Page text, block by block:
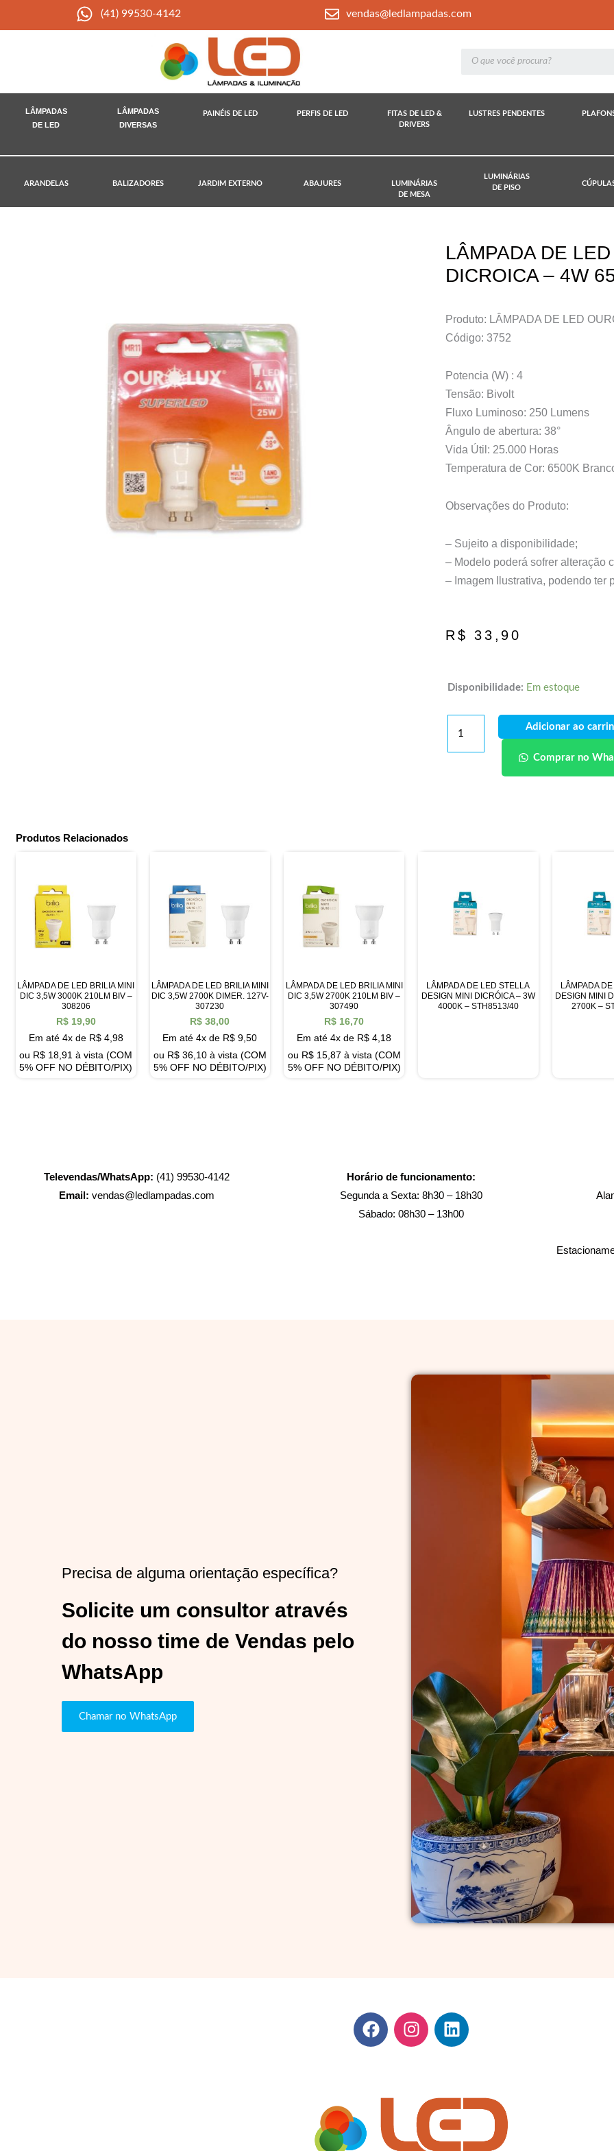
(41) 99530-4142 vendas@ledlampadas.com
LÂMPADAS
DE LED
LÂMPADAS
DIVERSAS
PAINÉIS DE LED PERFIS DE LED
FITAS DE LED &
DRIVERS
LUSTRES PENDENTES
ARANDELAS BALIZADORES JARDIM EXTERNO ABAJURES
LUMINÁRIAS
DE MESA
LUMINÁRIAS
DE PISO
LÂMPADA DE
DICROICA – 4W
Produto: LÂMPADA DE LED
Código: 3752
Potencia (W) : 4
Tensão: Bivolt
Fluxo Luminoso: 250 Lumens
Ângulo de abertura: 38°
Vida Útil: 25.000 Horas
Temperatura de Cor: 6500K
Observações do Produto:
– Sujeito a disponibilidade;
– Modelo poderá sofrer alteração
– Imagem Ilustrativa, podendo ter
R$ 33,90
Disponibilidade: Em estoque
Adicionar ao
Comprar no
Produtos Relacionados
LÂMPADA DE LED BRILIA MINI
DIC 3,5W 3000K 210LM BIV –
308206
R$19,90
Em até 4x de R$4,98
ou R$ 18,91 à vista (COM
5% OFF NO DÉBITO/PIX)
LÂMPADA DE LED BRILIA MINI
DIC 3,5W 2700K DIMER. 127V-
307230
R$ 38,00
Em até 4x de R$ 9,50
ou R$36,10 à vista (COM
5% OFF NO DÉBITO/PIX)
LÂMPADA DE LED BRILIA MINI
DIC 3,5W 2700K 210LM BIV –
307490
R$ 16,70
Em até 4x de R$ 4,18
ou R$15,87 à vista (COM
5% OFF NO DÉBITO/PIX)
LÂMPADA DE LED STELLA
DESIGN MINI DICRÓICA – 3W
4000K – STH8513/40
LÂMPADA
DESIGN MINI
2700K –
Televendas/WhatsApp: (41) 99530-4142
Email: vendas@ledlampadas.com
Horário de funcionamento:
Segunda a Sexta: 8h30 – 18h30
Sábado: 08h30 – 13h00
Precisa de alguma orientação específica?
Solicite um consultor através
do nosso time de Vendas pelo
WhatsApp
Chamar no WhatsApp